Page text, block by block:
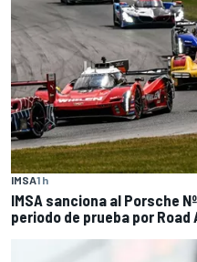
IMSA1 h
IMSA sanciona al Porsche
periodo de prueba por Road